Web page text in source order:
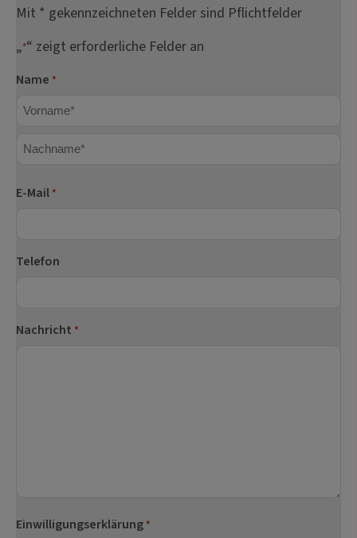
Mit * gekennzeichneten Felder sind Pflichtfelder
„*“ zeigt erforderliche Felder an
Name *
E-Mail *
Telefon
Nachricht *
Einwilligungserklärung *